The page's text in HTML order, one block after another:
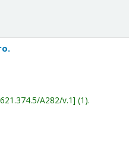
621.374.5/A282/v.1 (1).